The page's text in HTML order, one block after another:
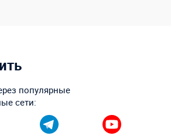
популярные
сети: